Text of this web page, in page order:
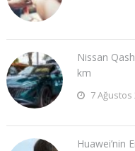
Nissan
km
7 Ağustos
Huawei’nin